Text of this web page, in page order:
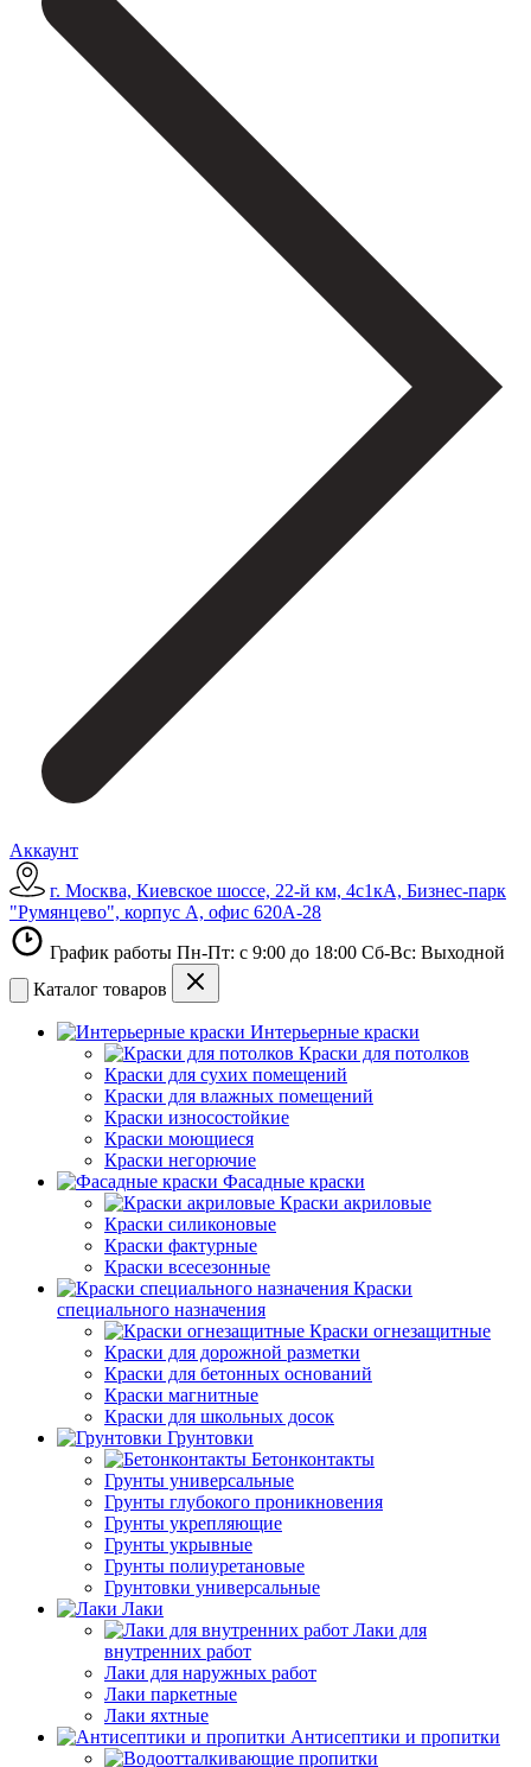
Аккаунт
г. Москва, Киевское шоссе, 22-й км, 4с1кА, Бизнес-парк
"Румянцево", корпус А, офис 620А-28
График работы Пн-Пт: с 9:00 до 18:00 Сб-Вс: Выходной
Каталог товаров
Интерьерные краски
Краски для потолков
Краски для сухих помещений
Краски для влажных помещений
Краски износостойкие
Краски моющиеся
Краски негорючие
Фасадные краски
Краски акриловые
Краски силиконовые
Краски фактурные
Краски всесезонные
Краски
специального назначения
Краски огнезащитные
Краски для дорожной разметки
Краски для бетонных оснований
Краски магнитные
Краски для школьных досок
Грунтовки
Бетонконтакты
Грунты универсальные
Грунты глубокого проникновения
Грунты укрепляющие
Грунты укрывные
Грунты полиуретановые
Грунтовки универсальные
Лаки
Лаки для
внутренних работ
Лаки для наружных работ
Лаки паркетные
Лаки яхтные
Антисептики и пропитки